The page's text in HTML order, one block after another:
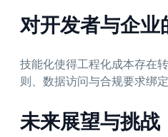
对开发者与企业
技能化使得工程化成本存在
则、数据访问与合规要求绑
未来展望与挑战